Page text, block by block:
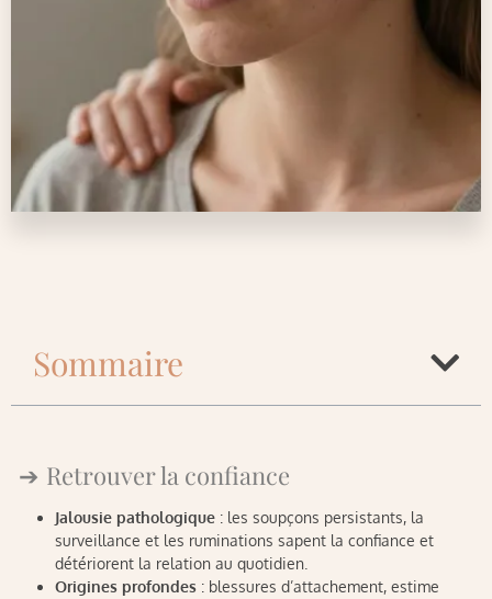
Sommaire
Retrouver la confiance
Jalousie pathologique : les soupçons persistants, la
surveillance et les ruminations sapent la confiance et
détériorent la relation au quotidien.
Origines profondes : blessures d’attachement, estime